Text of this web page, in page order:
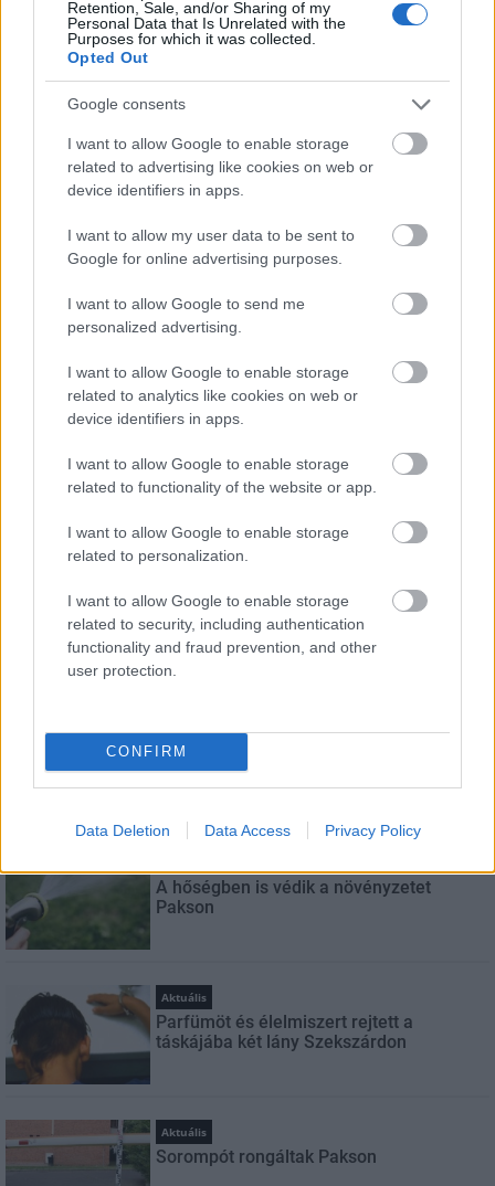
Retention, Sale, and/or Sharing of my
Personal Data that Is Unrelated with the
Purposes for which it was collected.
Opted Out
Google consents
I want to allow Google to enable storage
related to advertising like cookies on web or
device identifiers in apps.
I want to allow my user data to be sent to
Google for online advertising purposes.
I want to allow Google to send me
personalized advertising.
I want to allow Google to enable storage
related to analytics like cookies on web or
device identifiers in apps.
I want to allow Google to enable storage
related to functionality of the website or app.
I want to allow Google to enable storage
related to personalization.
I want to allow Google to enable storage
related to security, including authentication
functionality and fraud prevention, and other
user protection.
CONFIRM
Data Deletion Data Access Privacy Policy
Elkészült a Liszt Ferenc repülőtér
közelében lévő logisztikai bázis út- és
Látlelet a hazai víziközművekről?
Egyetlen, fél évszázados vezetéken
múlt Bicske vízellátása
Épített öröksége megújításával is készül
évfordulójára
Feliratkozom a hírlevélre és elfogadom azadatvédelmi
szabályzatot!
A hőségben is védik a növényzetet
Pakson
Aktuális
Parfümöt és élelmiszert rejtett a
táskájába két lány Szekszárdon
Aktuális
Sorompót rongáltak Pakson